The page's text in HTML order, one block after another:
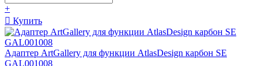
+
Купить
Адаптер ArtGallery для функции AtlasDesign карбон SE
GAL001008